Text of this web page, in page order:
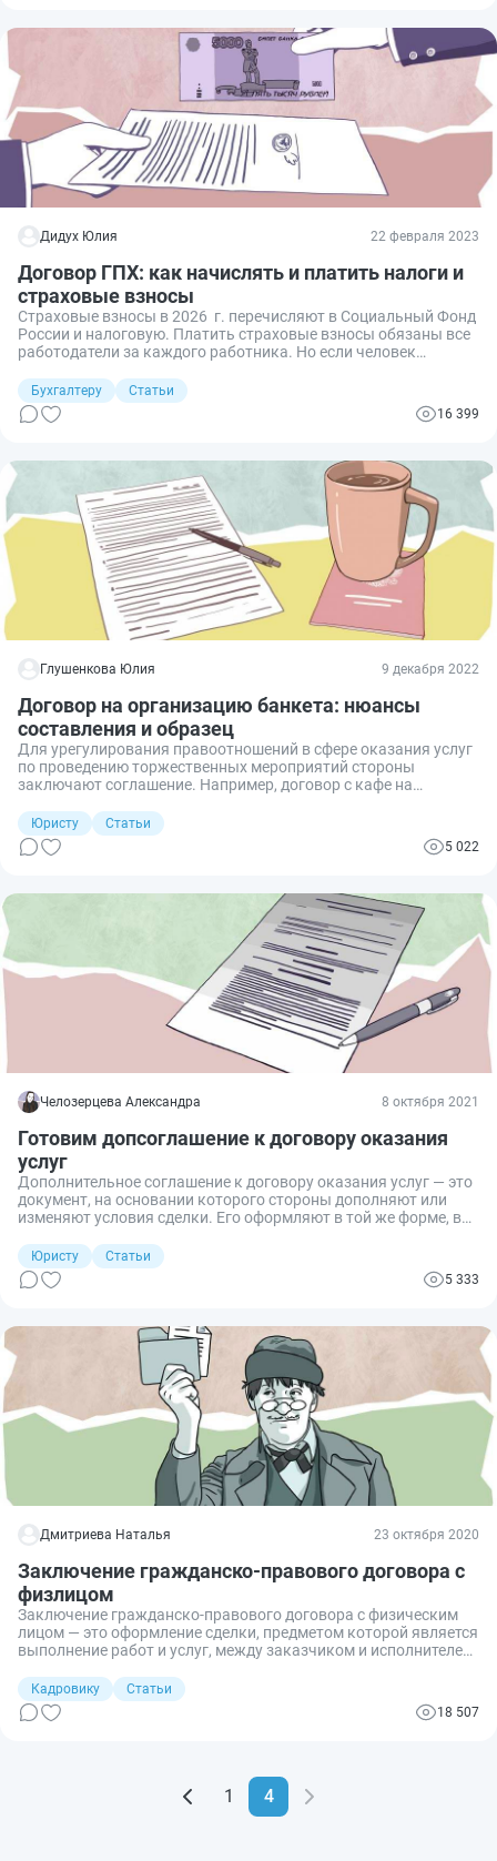
Дидух Юлия 22 февраля 2023
Договор ГПХ: как начислять и платить налоги и
страховые взносы
Страховые взносы в 2026 г. перечисляют в Социальный Фонд
России и налоговую. Платить страховые взносы обязаны все
работодатели за каждого работника. Но если человек
начисляют в особом порядке.
Бухгалтеру
Статьи
16 399
Глушенкова Юлия 9 декабря 2022
Договор на организацию банкета: нюансы
составления и образец
Для урегулирования правоотношений в сфере оказания услуг
по проведению торжественных мероприятий стороны
заключают соглашение. Например, договор с кафе на
законодательно не определена, но следует учитывать
существенные условия, чтобы сделка имела юридическую
силу.
Юристу
Статьи
5 022
Челозерцева Александра 8 октября 2021
Готовим допсоглашение к договору оказания
услуг
Дополнительное соглашение к договору оказания услуг — это
документ, на основании которого стороны дополняют или
изменяют условия сделки. Его оформляют в той же форме, в
Юристу
Статьи
5 333
Дмитриева Наталья 23 октября 2020
Заключение гражданско-правового договора с
физлицом
Заключение гражданско-правового договора с физическим
лицом — это оформление сделки, предметом которой является
выполнение работ и услуг, между заказчиком и исполнителем.
трудовых отношений.
Кадровику
Статьи
18 507
1 4